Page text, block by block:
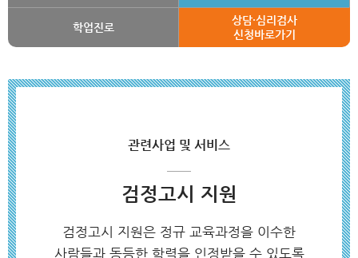
학업진로
상담·심리검사
신청바로가기
관련사업 및 서비스
검정고시 지원
검정고시 지원은 정규 교육과정을 이수한
사람들과 동등한 학력을 인정받을 수 있도록